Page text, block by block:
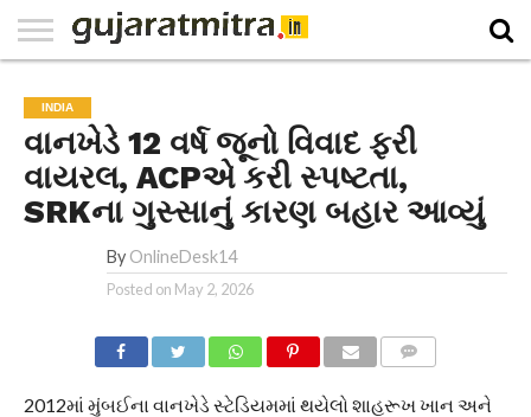
PAPER
NATIONAL
WORLD
BUSINESS
SPORTS
GUJARAT
OPINION
MORE
INDIA
વાનખેડે 12 વર્ષ જૂનો વિવાદ ફરી
વાયરલ, ACPએ કરી સ્પષ્ટતા,
SRKના ગુસ્સાનું કારણ બહાર આવ્યું
By OnlineDesk14
Posted on May 2, 2026
2012માં મુંબઈના વાનખેડે સ્ટેડિયમમાં થયેલો શાહરૂખ ખાન અને